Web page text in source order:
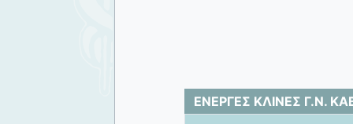
ΕΝΕΡΓΕΣ ΚΛΙΝΕΣ Γ.Ν.